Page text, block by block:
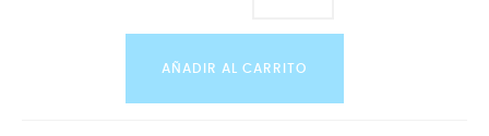
AÑADIR AL CARRITO